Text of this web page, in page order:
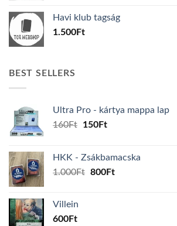
Havi klub tagság
1.500Ft
BEST SELLERS
Ultra Pro - kártya mappa lap
160Ft
Original
160Ft.
150FtCurrent
150Ft.
HKK - Zsákbamacska
1.000Ft Original
800FtCurrent
Villein
600Ft